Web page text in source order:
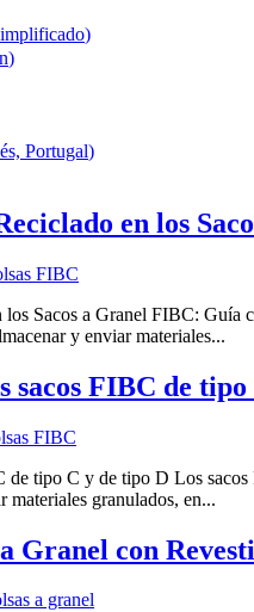
)
)
Portugal)
en los
FIBC
Sacos a Granel FIBC: Guía
y enviar materiales...
sacos FIBC de
FIBC
tipo C y de tipo D Los sacos
materiales granulados, en...
a Granel con
a granel